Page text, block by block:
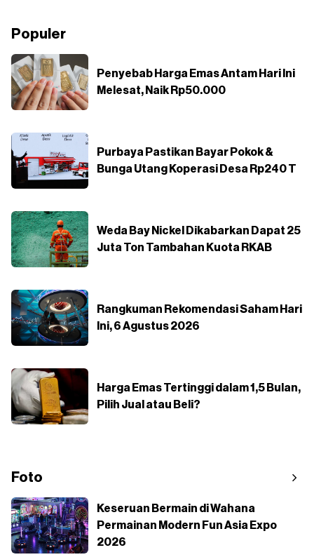
Populer
Penyebab Harga Emas Antam Hari Ini
Melesat, Naik Rp50.000
Purbaya Pastikan Bayar Pokok &
Bunga Utang Koperasi Desa Rp240 T
Weda Bay Nickel Dikabarkan Dapat 25
Juta Ton Tambahan Kuota RKAB
Rangkuman Rekomendasi Saham Hari
Ini, 6 Agustus 2026
Harga Emas Tertinggi dalam 1,5 Bulan,
Pilih Jual atau Beli?
Foto
Keseruan Bermain di Wahana
Permainan Modern Fun Asia Expo
2026